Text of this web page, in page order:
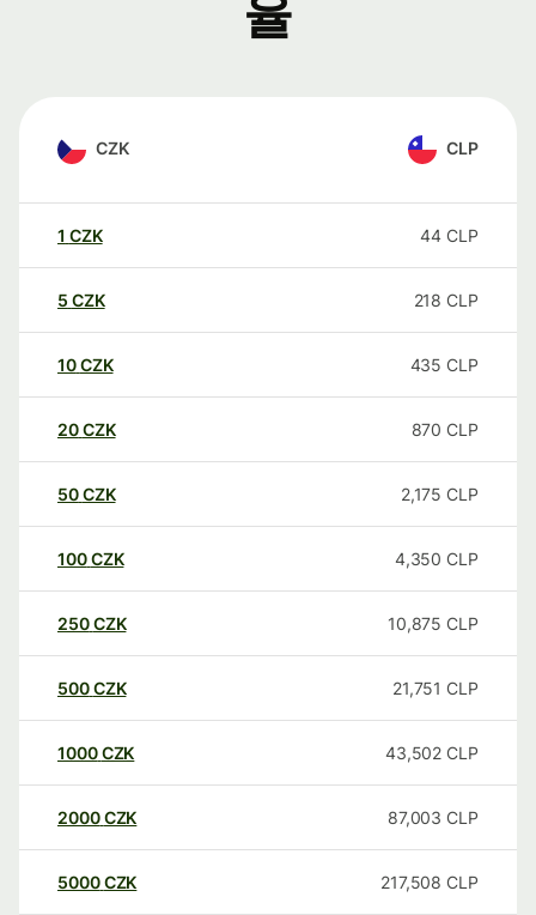
율
CZK CLP
1 CZK 44 CLP
5 CZK 218 CLP
10CZK 435 CLP
20CZK 870 CLP
50CZK 2,175 CLP
100CZK 4,350 CLP
250CZK 10,875 CLP
500CZK 21,751 CLP
1000CZK 43,502 CLP
2000CZK 87,003 CLP
5000CZK 217,508 CLP